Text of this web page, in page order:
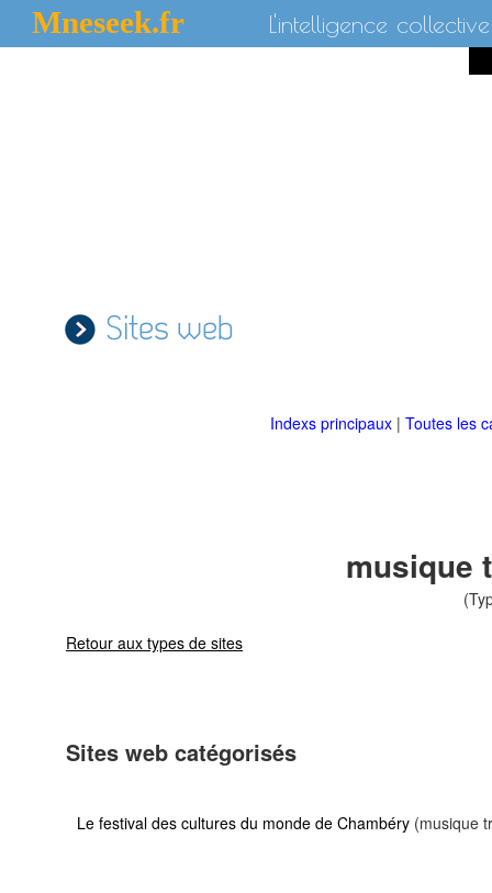
Mneseek.fr L'intelligence collective
Sites web
Indexs principaux | Toutes les
musique
Retour aux types de sites
Sites web catégorisés
Le festival des cultures du monde de Chambéry (musique